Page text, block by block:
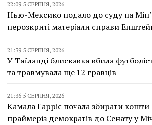
22:09 5 СЕРПНЯ, 2026
Нью-Мексико подало до суду на
нерозкриті матеріали справи
21:39 5 СЕРПНЯ, 2026
У Таїланді блискавка вбила
та травмувала ще 12 гравців
21:36 5 СЕРПНЯ, 2026
Камала Гарріс почала збирати
праймеріз демократів до Сенату у